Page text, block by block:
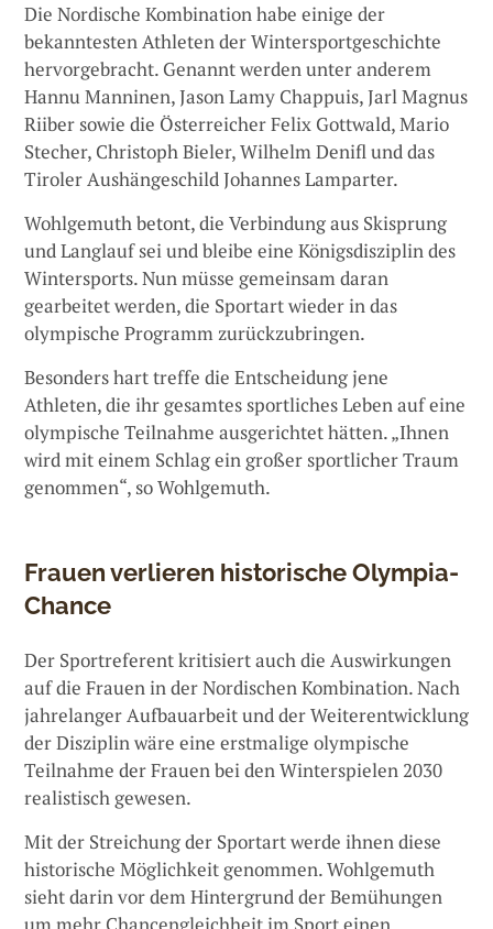
Die Nordische Kombination habe einige der
bekanntesten Athleten der Wintersportgeschichte
hervorgebracht. Genannt werden unter anderem
Hannu Manninen, Jason Lamy Chappuis, Jarl Magnus
Riiber sowie die Österreicher Felix Gottwald, Mario
Stecher, Christoph Bieler, Wilhelm Denifl und das
Tiroler Aushängeschild Johannes Lamparter.
Wohlgemuth betont, die Verbindung aus Skisprung
und Langlauf sei und bleibe eine Königsdisziplin des
Wintersports. Nun müsse gemeinsam daran
gearbeitet werden, die Sportart wieder in das
olympische Programm zurückzubringen.
Besonders hart treffe die Entscheidung jene
Athleten, die ihr gesamtes sportliches Leben auf eine
olympische Teilnahme ausgerichtet hätten. „Ihnen
wird mit einem Schlag ein großer sportlicher Traum
genommen“, so Wohlgemuth.
Frauen verlieren historische Olympia-
Chance
Der Sportreferent kritisiert auch die Auswirkungen
auf die Frauen in der Nordischen Kombination. Nach
jahrelanger Aufbauarbeit und der Weiterentwicklung
der Disziplin wäre eine erstmalige olympische
Teilnahme der Frauen bei den Winterspielen 2030
realistisch gewesen.
Mit der Streichung der Sportart werde ihnen diese
historische Möglichkeit genommen. Wohlgemuth
sieht darin vor dem Hintergrund der Bemühungen